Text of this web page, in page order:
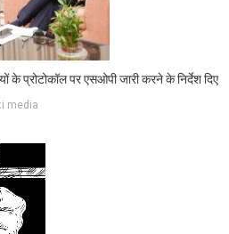
के प्रोटोकॉल पर एसओपी जारी करने के निर्देश दिए
media